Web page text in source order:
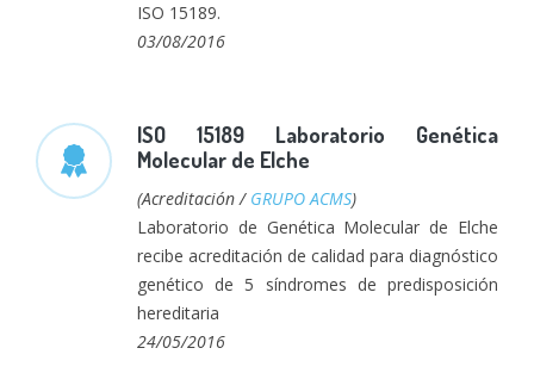
ISO 15189.
03/08/2016
ISO 15189 Laboratorio Genética
Molecular de Elche
(Acreditación / GRUPO ACMS)
Laboratorio de Genética Molecular de Elche
recibe acreditación de calidad para diagnóstico
genético de 5 síndromes de predisposición
hereditaria
24/05/2016